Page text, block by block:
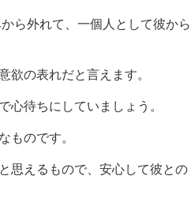
ら外れて、一個人として彼から
欲の表れだと言えます。
心待ちにしていましょう。
ものです。
思えるもので、安心して彼との